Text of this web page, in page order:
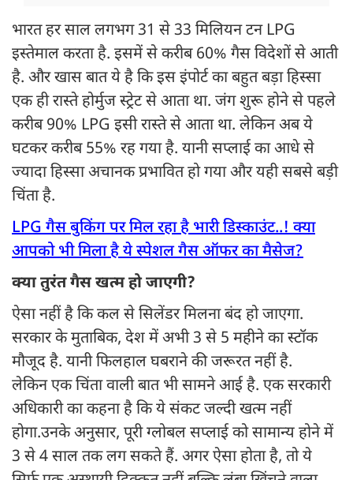
भारत हर साल लगभग 31 से 33 मिलियन टन LPG
इस्तेमाल करता है. इसमें से करीब 60% गैस विदेशों से आती
है. और खास बात ये है कि इस इंपोर्ट का बहुत बड़ा हिस्सा
एक ही रास्ते होर्मुज स्ट्रेट से आता था. जंग शुरू होने से पहले
करीब 90% LPG इसी रास्ते से आता था. लेकिन अब ये
घटकर करीब 55% रह गया है. यानी सप्लाई का आधे से
ज्यादा हिस्सा अचानक प्रभावित हो गया और यही सबसे बड़ी
चिंता है.
LPG गैस बुकिंग पर मिल रहा है भारी डिस्काउंट..! क्या
आपको भी मिला है ये स्पेशल गैस ऑफर का मैसेज?
क्या तुरंत गैस खत्म हो जाएगी?
ऐसा नहीं है कि कल से सिलेंडर मिलना बंद हो जाएगा.
सरकार के मुताबिक, देश में अभी 3 से 5 महीने का स्टॉक
मौजूद है. यानी फिलहाल घबराने की जरूरत नहीं है.
लेकिन एक चिंता वाली बात भी सामने आई है. एक सरकारी
अधिकारी का कहना है कि ये संकट जल्दी खत्म नहीं
होगा.उनके अनुसार, पूरी ग्लोबल सप्लाई को सामान्य होने में
3 से 4 साल तक लग सकते हैं. अगर ऐसा होता है, तो ये